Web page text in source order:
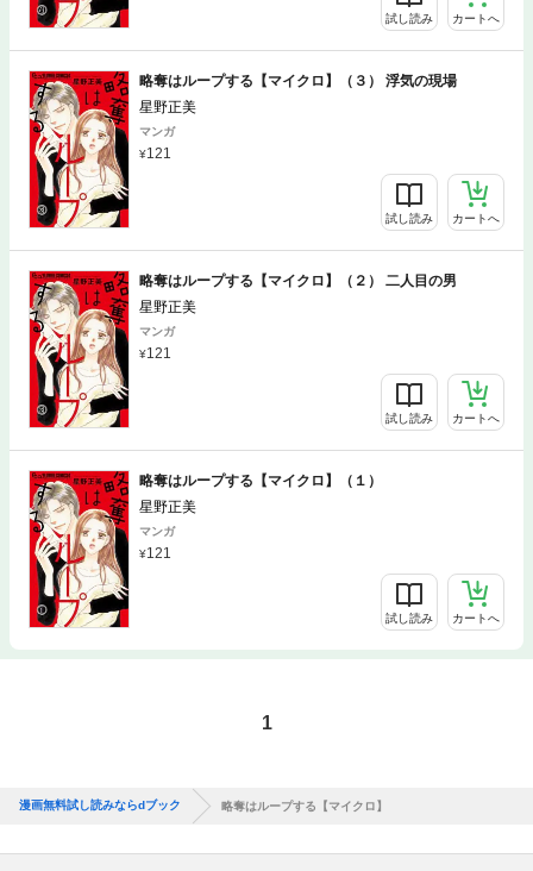
試し読み カートへ
略奪はループする【マイクロ】（３） 浮気の現場
星野正美
マンガ
121
試し読み カートへ
略奪はループする【マイクロ】（２） 二人目の男
星野正美
マンガ
121
試し読み カートへ
略奪はループする【マイクロ】（１）
星野正美
マンガ
121
試し読み カートへ
1
漫画無料試し読みならdブック 略奪はループする【マイクロ】